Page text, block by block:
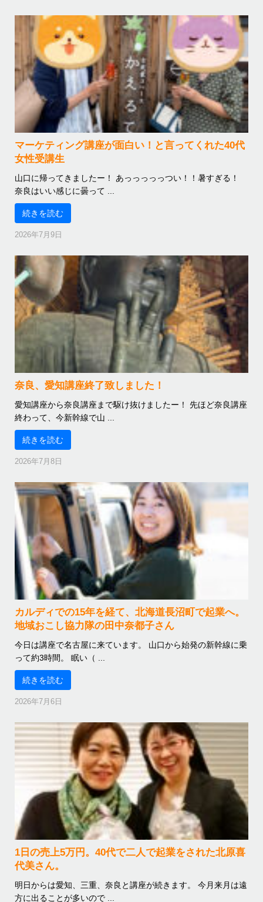
マーケティング講座が面白い！と言ってくれた40代
女性受講生
山口に帰ってきましたー！ あっっっっっつい！！暑すぎる！
奈良はいい感じに曇って ...
続きを読む
2026年7月9日
奈良、愛知講座終了致しました！
愛知講座から奈良講座まで駆け抜けましたー！ 先ほど奈良講座
終わって、今新幹線で山 ...
続きを読む
2026年7月8日
カルディでの15年を経て、北海道長沼町で起業へ。
地域おこし協力隊の田中奈都子さん
今日は講座で名古屋に来ています。 山口から始発の新幹線に乗
って約3時間。 眠い（ ...
続きを読む
2026年7月6日
1日の売上5万円。40代で二人で起業をされた北原喜
代美さん。
明日からは愛知、三重、奈良と講座が続きます。 今月来月は遠
方に出ることが多いので ...